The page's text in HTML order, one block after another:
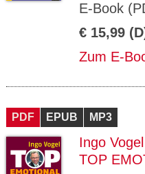
E-Book
€ 15,99
Zum E-
PDF EPUB MP3
Ingo Vogel
TOP